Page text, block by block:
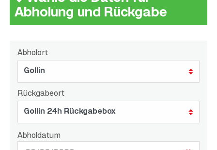
Abholung und Rückgabe
Abholort
Rückgabeort
Abholdatum